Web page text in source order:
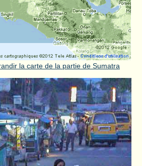
la carte de la partie de Sumatra